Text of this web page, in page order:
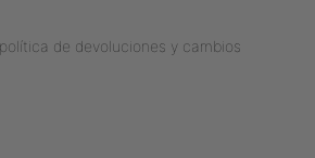
de devoluciones y cambios